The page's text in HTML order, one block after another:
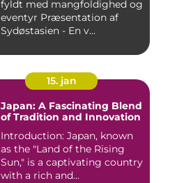
fyldt med mangfoldighed og
eventyr Præsentation af
Sydøstasien - En v...
15. jan
Japan: A Fascinating Blend
of Tradition and Innovation
Introduction: Japan, known
as the "Land of the Rising
Sun," is a captivating country
with a rich and...